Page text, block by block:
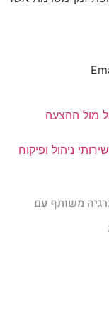
משותף עם
מול ההצעה
ניהול ופיקוח